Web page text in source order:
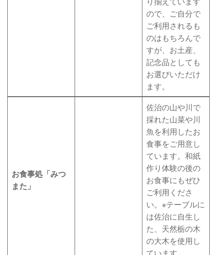
ので、ご自分で
ご利用されるも
のはもちろんで
すが、お土産、
記念品としても
お選びいただけ
ます。
お食事処「みつ
また」
佐治の山や川で
採れた山菜や川
魚を利用したお
食事をご用意し
ています。和紙
作り体験の後の
お食事にもぜひ
ご利用くださ
い。※テーブルに
は佐治に自生し
た、天然栃の木
の大木を使用し